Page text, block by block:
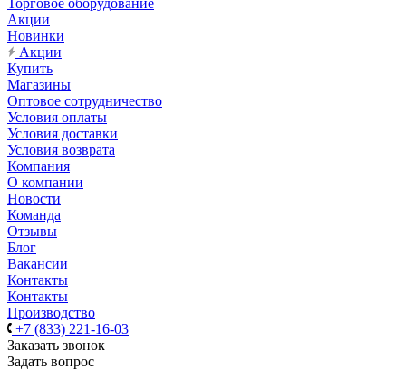
Торговое оборудование
Акции
Новинки
Акции
Купить
Магазины
Оптовое сотрудничество
Условия оплаты
Условия доставки
Условия возврата
Компания
О компании
Новости
Команда
Отзывы
Блог
Вакансии
Контакты
Контакты
Производство
+7 (833) 221-16-03
Заказать звонок
Задать вопрос